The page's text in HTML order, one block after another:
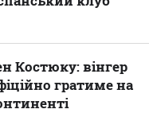
Костюку: вінгер
гратиме на